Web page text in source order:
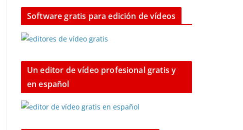
Software gratis para edición de vídeos
Un editor de vídeo profesional gratis y
en español